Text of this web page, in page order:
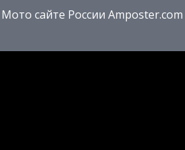
сайте России Amposter.com